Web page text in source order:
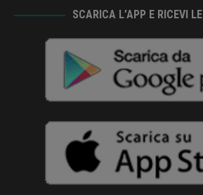
SCARICA L’APP E RICEVI